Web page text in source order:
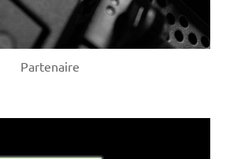
Partenaire